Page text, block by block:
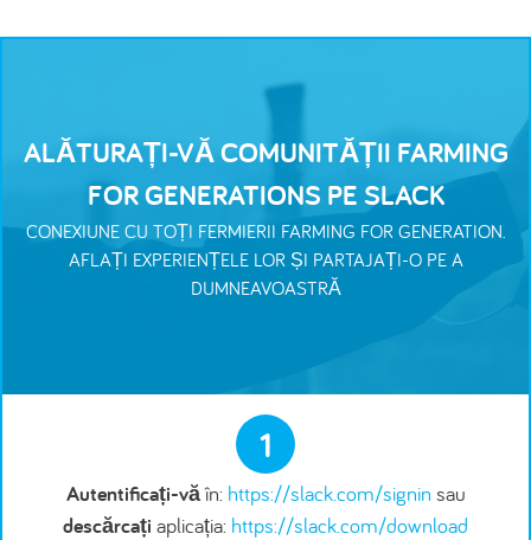
ALĂTURAȚI-VĂ COMUNITĂȚII FARMING
FOR GENERATIONS PE SLACK
CONEXIUNE CU TOȚI FERMIERII FARMING FOR GENERATION.
AFLAȚI EXPERIENȚELE LOR ȘI PARTAJAȚI-O PE A
DUMNEAVOASTRĂ
1
Autentificați-văîn: https://slack.com/signin sau
descărcați aplicația: https://slack.com/download